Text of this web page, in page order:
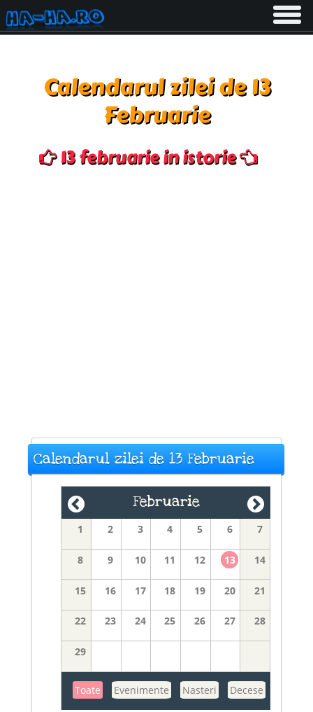
Toggle
Calendarul zilei de 13
Februarie
13 februarie in istorie
Calendarul zilei de 13 Februarie
Februarie
1 2 3 4 5 6 7
8 9 10 11 12 13 14
15 16 17 18 19 20 21
22 23 24 25 26 27 28
29
Toate Evenimente Nasteri Decese